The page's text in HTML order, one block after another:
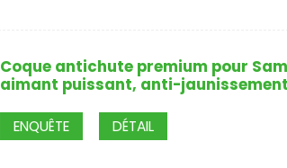
Coque antichute premium pour
aimant puissant, anti-
ENQUÊTE DÉTAIL